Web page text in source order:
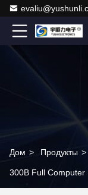
Дом > Продукты >
300B Full Computer